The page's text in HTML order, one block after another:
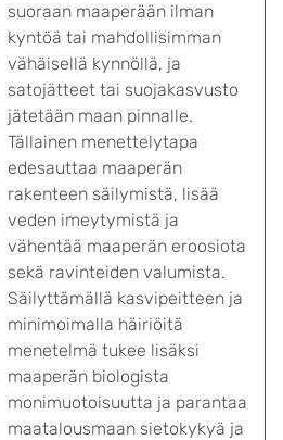
suoraan maaperään ilman
kyntöä tai mahdollisimman
vähäisellä kynnöllä, ja
satojätteet tai suojakasvusto
jätetään maan pinnalle.
Tällainen menettelytapa
edesauttaa maaperän
rakenteen säilymistä, lisää
veden imeytymistä ja
vähentää maaperän eroosiota
sekä ravinteiden valumista.
Säilyttämällä kasvipeitteen ja
minimoimalla häiriöitä
menetelmä tukee lisäksi
maaperän biologista
monimuotoisuutta ja parantaa
maatalousmaan sietokykyä ja